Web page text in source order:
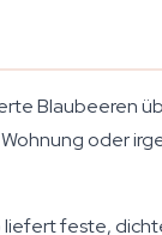
Blaubeeren
oder
liefert feste,